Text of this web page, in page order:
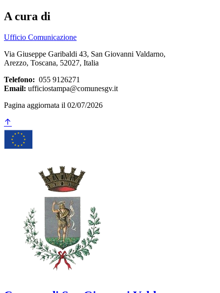
A cura di
Ufficio Comunicazione
Via Giuseppe Garibaldi 43, San Giovanni Valdarno,
Arezzo, Toscana, 52027, Italia
Telefono: 055 9126271
Email: ufficiostampa@comunesgv.it
Pagina aggiornata il 02/07/2026